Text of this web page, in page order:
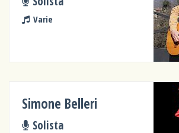
Varie
Simone Belleri
Solista